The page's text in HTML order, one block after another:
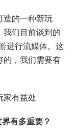
造的一种新玩
我们目前谈到的
进行流媒体。这
的，我们需要有
家有益处
有多重要？